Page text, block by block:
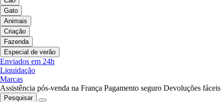
Gato
Animais
Criação
Fazenda
Especial de verão
Enviados em 24h
Liquidação
Marcas
Assistência pós-venda na França Pagamento seguro Devoluções fáceis
Pesquisar